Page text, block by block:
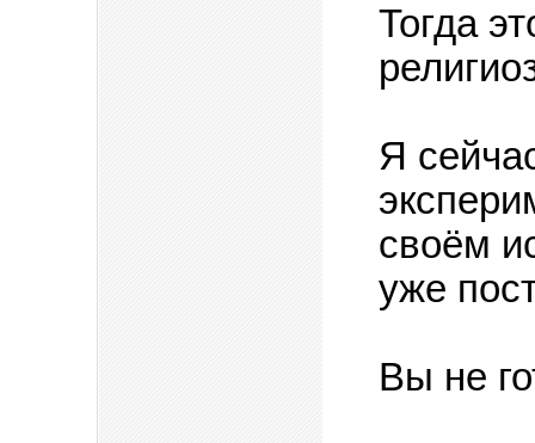
Тогда
Я
своём
уже
Вы не